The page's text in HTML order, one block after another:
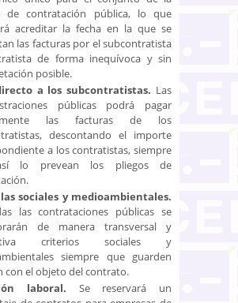
de contratación pública, lo que
acreditar la fecha en la que se
las facturas por el subcontratista
de forma inequívoca y sin
posible.
a los subcontratistas. Las
públicas podrá pagar
las facturas de los
descontando el importe
a los contratistas, siempre
lo prevean los pliegos de
sociales y medioambientales.
las contrataciones públicas se
de manera transversal y
criterios sociales y
siempre que guarden
con el objeto del contrato.
laboral. Se reservará un